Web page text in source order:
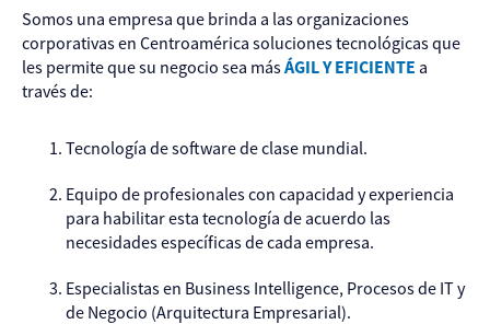
Somos una empresa que brinda a las organizaciones
corporativas en Centroamérica soluciones tecnológicas que
les permite que su negocio sea másÁGIL Y EFICIENTE a
través de:
Tecnología de software de clase mundial.
Equipo de profesionales con capacidad y experiencia
para habilitar esta tecnología de acuerdo las
necesidades específicas de cada empresa.
Especialistas en Business Intelligence, Procesos de IT y
de Negocio (Arquitectura Empresarial).